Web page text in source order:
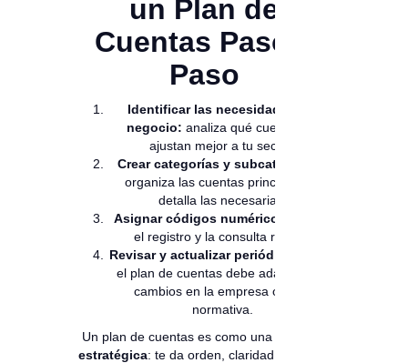
un Plan de
Cuentas Paso a
Paso
Identificar las necesidades del
negocio: analiza qué cuentas se
ajustan mejor a tu sector.
Crear categorías y subcategorías:
organiza las cuentas principales y
detalla las necesarias.
Asignar códigos numéricos:
el registro y la consulta rápida.
Revisar y actualizar periódicamente:
el plan de cuentas debe adaptarse a
cambios en la empresa o en la
normativa.
Un plan de cuentas es como una
estratégica: te da orden, claridad y control.